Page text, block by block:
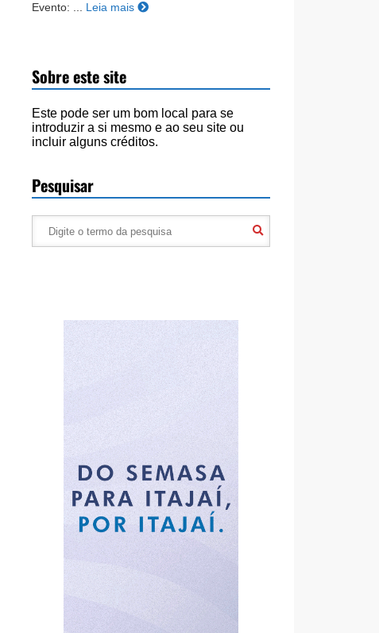
Evento: ... Leia mais
Sobre este site
Este pode ser um bom local para se
introduzir a si mesmo e ao seu site ou
incluir alguns créditos.
Pesquisar